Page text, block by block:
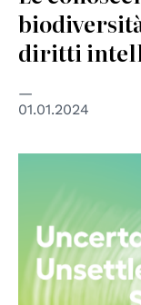
diritti
01.01.2024